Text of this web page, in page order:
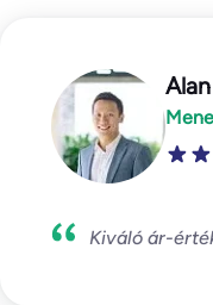
Kiváló ár-